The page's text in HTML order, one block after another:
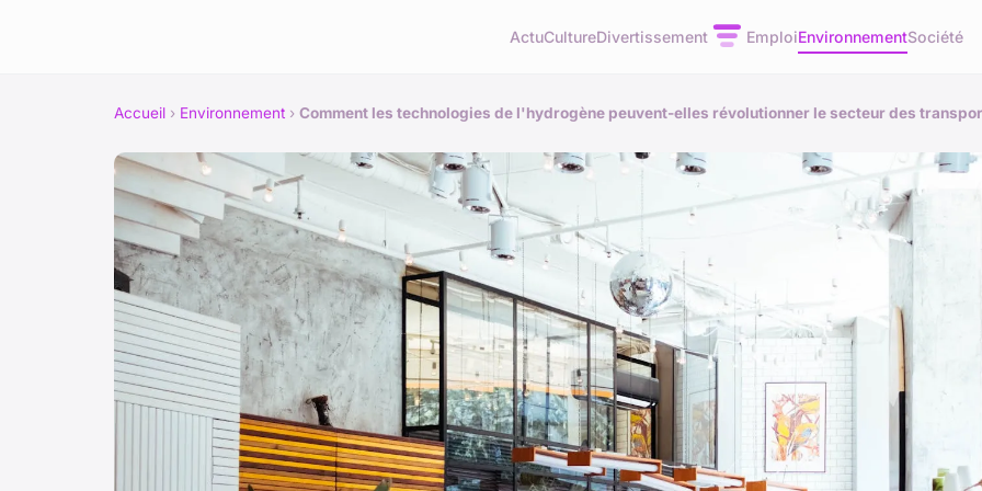
ActuCultureDivertissement EmploiEnvironnementSociété
Accueil › Environnement › Comment les technologies de l'hydrogène peuvent-elles révolutionner le secteur des